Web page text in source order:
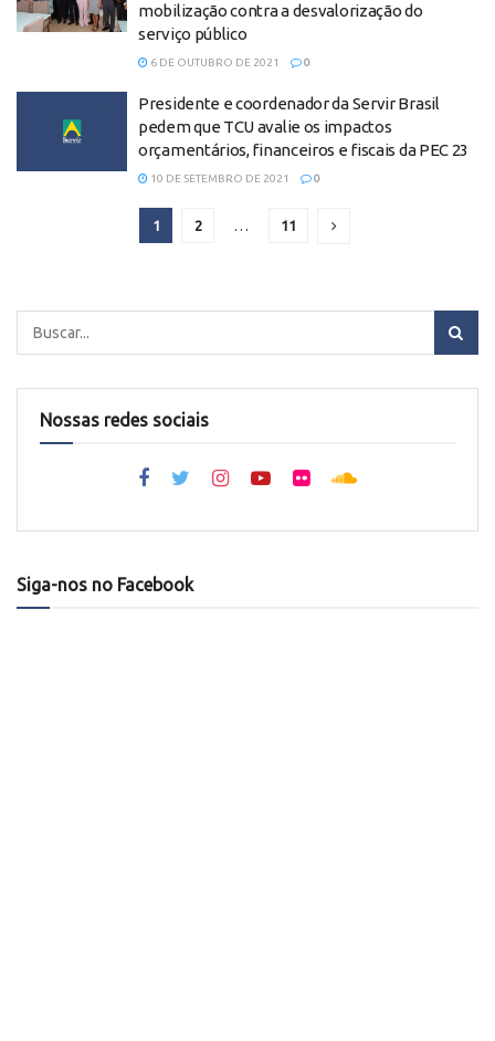
mobilização contra a desvalorização do
serviço público
6 DE OUTUBRO DE 2021 0
Presidente e coordenador da Servir Brasil
pedem que TCU avalie os impactos
orçamentários, financeiros e fiscais da PEC 23
10 DE SETEMBRO DE 2021 0
1 2 … 11
Nossas redes sociais
Siga-nos no Facebook